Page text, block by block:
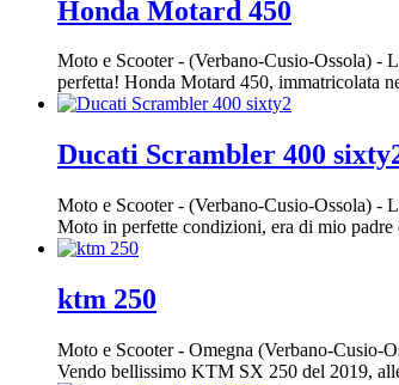
Honda Motard 450
Moto e Scooter- (Verbano-Cusio-Ossola) -
perfetta! Honda Motard 450, immatricolata
Ducati Scrambler 400
Moto e Scooter- (Verbano-Cusio-Ossola) -
Moto in perfette condizioni, era di mio padre
ktm 250
Moto e Scooter- Omegna (Verbano-Cusio-
Vendo bellissimo KTM SX 250 del 2019,